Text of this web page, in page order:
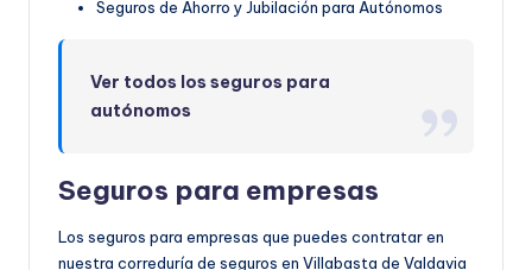
Seguros de Ahorro y Jubilación para Autónomos
Ver todos los seguros para
autónomos
Seguros para empresas
Los seguros para empresas que puedes contratar en
nuestra correduría de seguros en Villabasta de Valdavia